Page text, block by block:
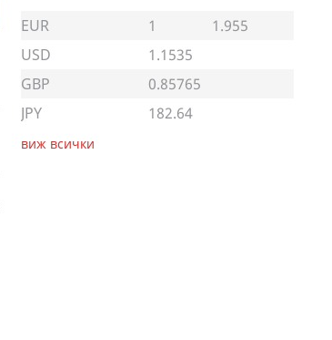
EUR 1
1.955
USD
1.1535
GBP
0.85765
JPY
182.64
виж всички